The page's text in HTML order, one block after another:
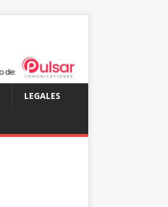
LEGALES